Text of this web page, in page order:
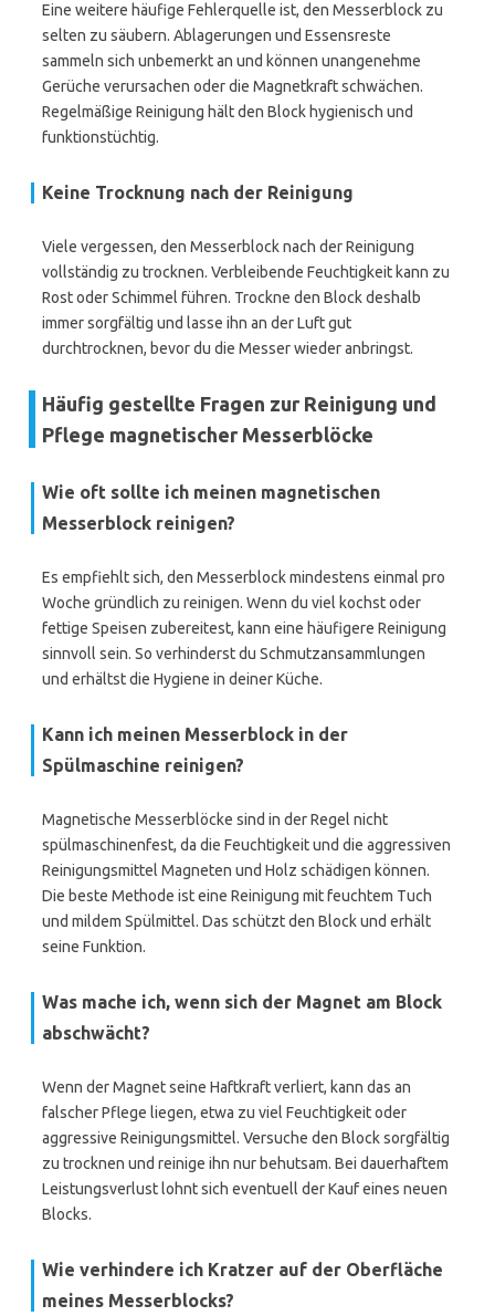
Eine weitere häufige Fehlerquelle ist, den Messerblock zu
selten zu säubern. Ablagerungen und Essensreste
sammeln sich unbemerkt an und können unangenehme
Gerüche verursachen oder die Magnetkraft schwächen.
Regelmäßige Reinigung hält den Block hygienisch und
funktionstüchtig.
Keine Trocknung nach der Reinigung
Viele vergessen, den Messerblock nach der Reinigung
vollständig zu trocknen. Verbleibende Feuchtigkeit kann zu
Rost oder Schimmel führen. Trockne den Block deshalb
immer sorgfältig und lasse ihn an der Luft gut
durchtrocknen, bevor du die Messer wieder anbringst.
Häufig gestellte Fragen zur Reinigung und
Pflege magnetischer Messerblöcke
Wie oft sollte ich meinen magnetischen
Messerblock reinigen?
Es empfiehlt sich, den Messerblock mindestens einmal pro
Woche gründlich zu reinigen. Wenn du viel kochst oder
fettige Speisen zubereitest, kann eine häufigere Reinigung
sinnvoll sein. So verhinderst du Schmutzansammlungen
und erhältst die Hygiene in deiner Küche.
Kann ich meinen Messerblock in der
Spülmaschine reinigen?
Magnetische Messerblöcke sind in der Regel nicht
spülmaschinenfest, da die Feuchtigkeit und die aggressiven
Reinigungsmittel Magneten und Holz schädigen können.
Die beste Methode ist eine Reinigung mit feuchtem Tuch
und mildem Spülmittel. Das schützt den Block und erhält
seine Funktion.
Was mache ich, wenn sich der Magnet am Block
abschwächt?
Wenn der Magnet seine Haftkraft verliert, kann das an
falscher Pflege liegen, etwa zu viel Feuchtigkeit oder
aggressive Reinigungsmittel. Versuche den Block sorgfältig
zu trocknen und reinige ihn nur behutsam. Bei dauerhaftem
Leistungsverlust lohnt sich eventuell der Kauf eines neuen
Blocks.
Wie verhindere ich Kratzer auf der Oberfläche
meines Messerblocks?